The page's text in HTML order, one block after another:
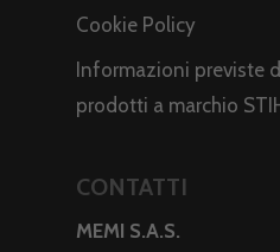
Cookie Policy
Informazioni previste
prodotti a marchio
CONTATTI
MEMI S.A.S.